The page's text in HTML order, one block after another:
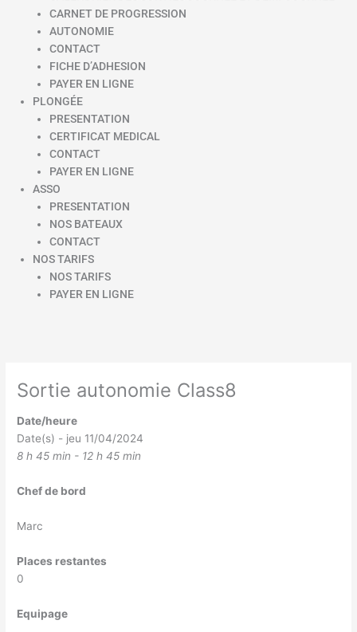
CARNET DE PROGRESSION
AUTONOMIE
CONTACT
FICHE D’ADHESION
PAYER EN LIGNE
PLONGÉE
PRESENTATION
CERTIFICAT MEDICAL
CONTACT
PAYER EN LIGNE
ASSO
PRESENTATION
NOS BATEAUX
CONTACT
NOS TARIFS
NOS TARIFS
PAYER EN LIGNE
Sortie autonomie Class8
Date/heure
Date(s) - jeu 11/04/2024
8 h 45 min - 12 h 45 min
Chef de bord
Marc
Places restantes
0
Equipage